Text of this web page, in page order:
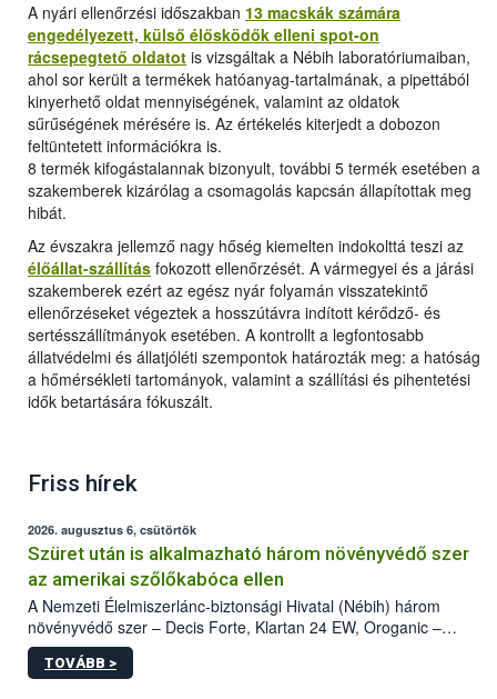
A nyári ellenőrzési időszakban 13 macskák számára
engedélyezett, külső élősködők elleni spot-on
rácsepegtető oldatot is vizsgáltak a Nébih laboratóriumaiban,
ahol sor került a termékek hatóanyag-tartalmának, a pipettából
kinyerhető oldat mennyiségének, valamint az oldatok
sűrűségének mérésére is. Az értékelés kiterjedt a dobozon
feltüntetett információkra is.
8 termék kifogástalannak bizonyult, további 5 termék esetében a
szakemberek kizárólag a csomagolás kapcsán állapítottak meg
hibát.
Az évszakra jellemző nagy hőség kiemelten indokolttá teszi az
élőállat-szállítás fokozott ellenőrzését. A vármegyei és a járási
szakemberek ezért az egész nyár folyamán visszatekintő
ellenőrzéseket végeztek a hosszútávra indított kérődző- és
sertésszállítmányok esetében. A kontrollt a legfontosabb
állatvédelmi és állatjóléti szempontok határozták meg: a hatóság
a hőmérsékleti tartományok, valamint a szállítási és pihentetési
idők betartására fókuszált.
Friss hírek
2026. augusztus 6, csütörtök
Szüret után is alkalmazható három növényvédő szer
az amerikai szőlőkabóca ellen
A Nemzeti Élelmiszerlánc-biztonsági Hivatal (Nébih) három
növényvédő szer – Decis Forte, Klartan 24 EW, Oroganic –
engedélyokiratát módosította, így azok a szüretet követően,
egészen a vesszőérettség (BBCH 91) stádiumáig
TOVÁBB >